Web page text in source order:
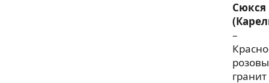
Сюкся
–
гранит